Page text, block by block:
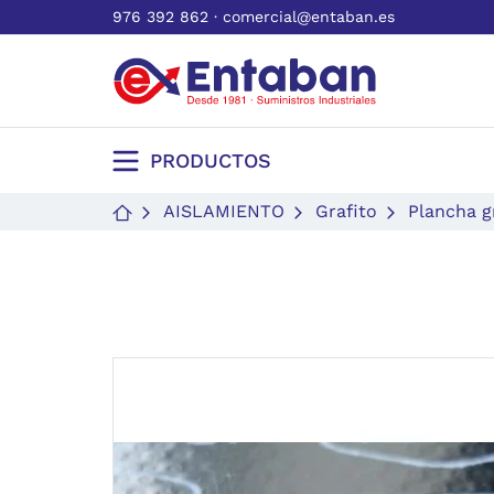
976 392 862 · comercial@entaban.es
PRODUCTOS
AISLAMIENTO Grafito Plancha